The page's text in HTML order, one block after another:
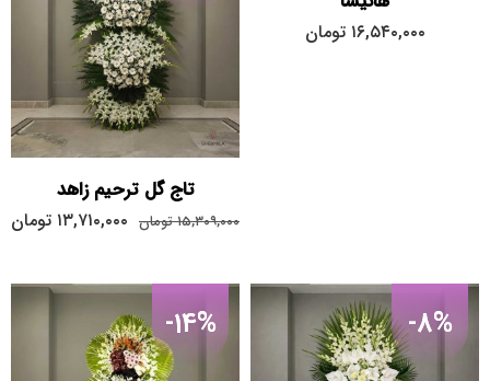
۱۶,۵۴۰,۰۰۰ تومان
تاج گل ترحیم زاهد
۱۵,۳۰۹,۰۰۰ تومان ۱۳,۷۱۰,۰۰۰ تومان
-8%
-14%